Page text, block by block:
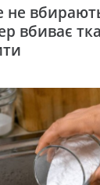
вбиває